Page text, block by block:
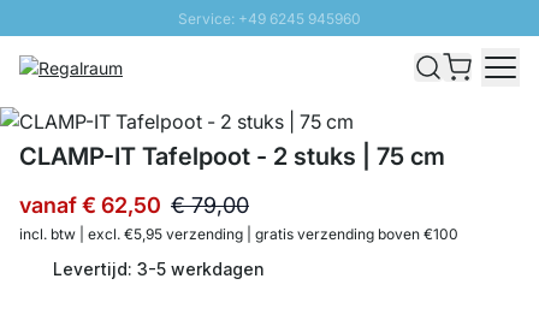
Service: +49 6245 945960
Snelle levering - Gratis verzending vanaf €100
SUNNY SALE: Tot 20% korting
CLAMP-IT Tafelpoot - 2 stuks | 75 cm
vanaf€ 62,50 € 79,00
incl. btw | excl. €5,95 verzending | gratis verzending boven €100
Levertijd: 3-5 werkdagen